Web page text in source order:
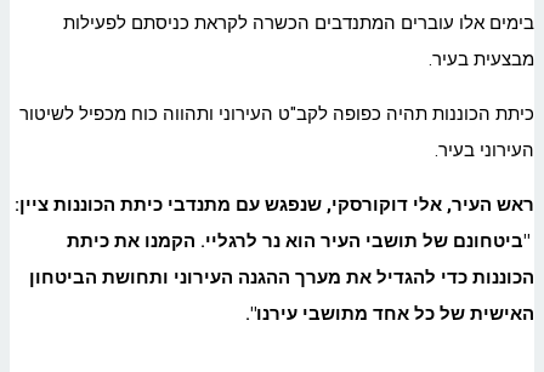
בימים אלו עוברים המתנדבים הכשרה לקראת כניסתם לפעילות
מבצעית בעיר.
כיתת הכוננות תהיה כפופה לקב"ט העירוני ותהווה כוח מכפיל לשיטור
העירוני בעיר.
ראש העיר, אלי דוקורסקי, שנפגש עם מתנדבי כיתת הכוננות ציין:
"ביטחונם של תושבי העיר הוא נר לרגליי. הקמנו את כיתת
הכוננות כדי להגדיל את מערך ההגנה העירוני ותחושת הביטחון
האישית של כל אחד מתושבי עירנו".